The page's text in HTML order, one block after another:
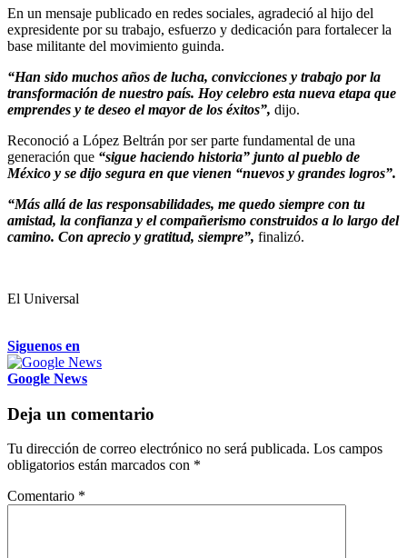
En un mensaje publicado en redes sociales, agradeció al hijo del
expresidente por su trabajo, esfuerzo y dedicación para fortalecer la
base militante del movimiento guinda.
“Han sido muchos años de lucha, convicciones y trabajo por la
transformación de nuestro país. Hoy celebro esta nueva etapa que
emprendes y te deseo el mayor de los éxitos”, dijo.
Reconoció a López Beltrán por ser parte fundamental de una
generación que “sigue haciendo historia” junto al pueblo de
México y se dijo segura en que vienen “nuevos y grandes logros”.
“Más allá de las responsabilidades, me quedo siempre con tu
amistad, la confianza y el compañerismo construidos a lo largo del
camino. Con aprecio y gratitud, siempre”, finalizó.
El Universal
Siguenos en
Google News
Deja un comentario
Tu dirección de correo electrónico no será publicada. Los campos
obligatorios están marcados con *
Comentario *